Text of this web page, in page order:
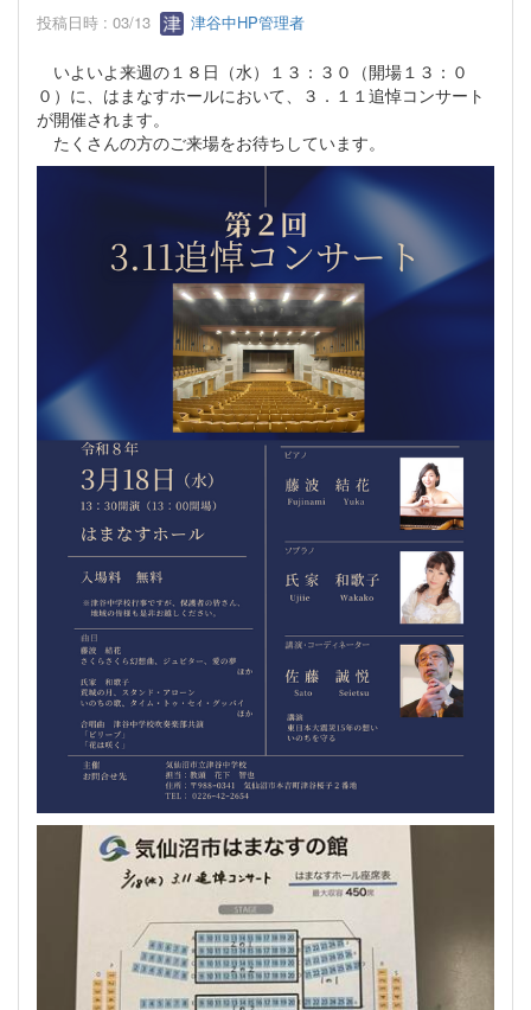
投稿日時 : 03/13 津谷中HP管理者
いよいよ来週の１８日（水）１３：３０（開場１３：０
０）に、はまなすホールにおいて、３．１１追悼コンサート
が開催されます。
たくさんの方のご来場をお待ちしています。